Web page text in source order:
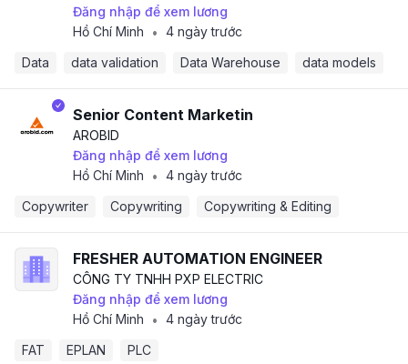
Đăng nhập để xem lương
Hồ Chí Minh
• 4 ngày trước
Data
data validation Data Warehouse data models
Senior Content Marketin
AROBID
Đăng nhập để xem lương
Hồ Chí Minh
• 4 ngày trước
Copywriter
Copywriting Copywriting & Editing
FRESHER AUTOMATION ENGINEER
CÔNG TY TNHH PXP ELECTRIC
Đăng nhập để xem lương
Hồ Chí Minh
• 4 ngày trước
FAT
EPLAN PLC